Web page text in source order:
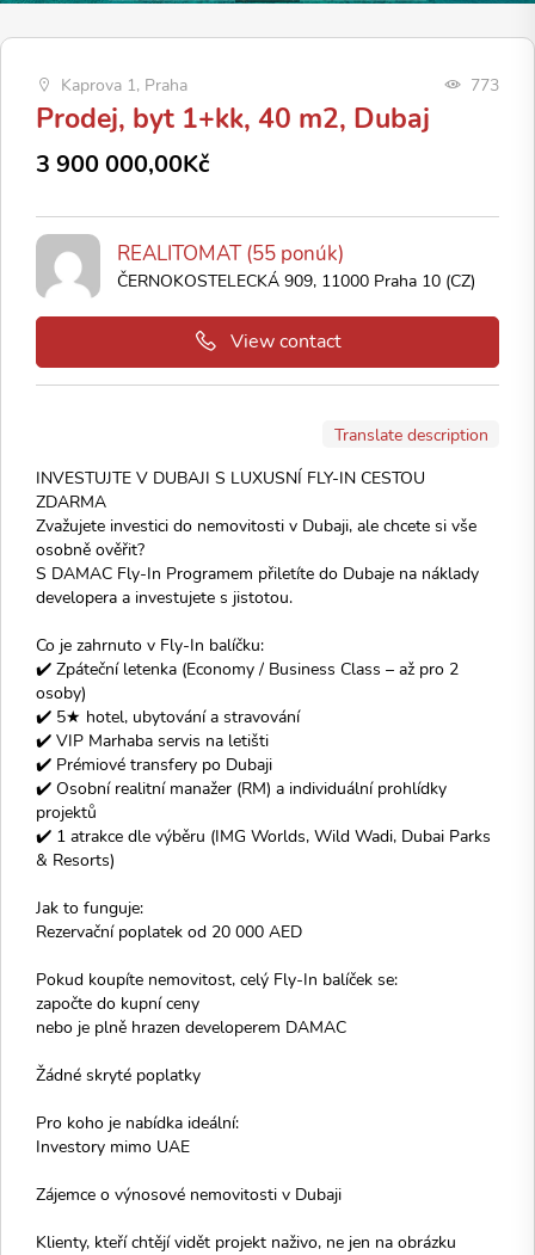
Kaprova 1, Praha 773
Prodej, byt 1+kk, 40 m2, Dubaj
3 900 000,00Kč
REALITOMAT (55 ponúk)
ČERNOKOSTELECKÁ 909, 11000 Praha 10 (CZ)
View contact
Translate description
INVESTUJTE V DUBAJI S LUXUSNÍ FLY-IN CESTOU
ZDARMA
Zvažujete investici do nemovitosti v Dubaji, ale chcete si vše
osobně ověřit?
S DAMAC Fly-In Programem přiletíte do Dubaje na náklady
developera a investujete s jistotou.
Co je zahrnuto v Fly-In balíčku:
✔️ Zpáteční letenka (Economy / Business Class – až pro 2
osoby)
✔️ 5★ hotel, ubytování a stravování
✔️ VIP Marhaba servis na letišti
✔️ Prémiové transfery po Dubaji
✔️ Osobní realitní manažer (RM) a individuální prohlídky
projektů
✔️ 1 atrakce dle výběru (IMG Worlds, Wild Wadi, Dubai Parks
& Resorts)
Jak to funguje:
Rezervační poplatek od 20 000 AED
Pokud koupíte nemovitost, celý Fly-In balíček se:
započte do kupní ceny
nebo je plně hrazen developerem DAMAC
Žádné skryté poplatky
Pro koho je nabídka ideální:
Investory mimo UAE
Zájemce o výnosové nemovitosti v Dubaji
Klienty, kteří chtějí vidět projekt naživo, ne jen na obrázku